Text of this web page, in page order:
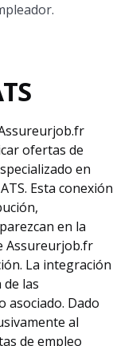
ofertas de
en
Esta conexión
en la
Assureurjob.fr
La integración
las
asociado. Dado
al
de empleo